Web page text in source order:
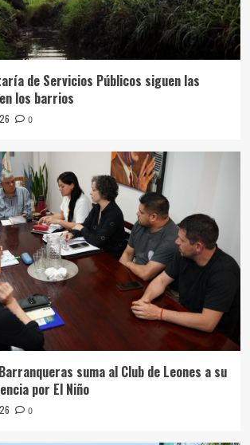
de Servicios Públicos siguen las
los barrios
0
suma al Club de Leones a su
por El Niño
0